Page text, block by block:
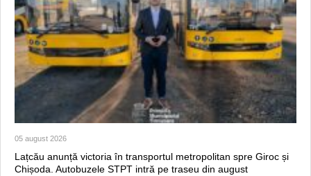
05 august 2026
Lațcău anunță victoria în transportul metropolitan spre Giroc și
Chișoda. Autobuzele STPT intră pe traseu din august